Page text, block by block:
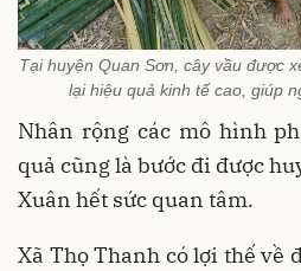
Tại huyện Quan Sơn, cây vầu được
lại hiệu quả kinh tế cao, giúp
Nhân rộng các mô hình
quả cũng là bước đi được
Xuân hết sức quan tâm.
Xã Thọ Thanh có lợi thế về